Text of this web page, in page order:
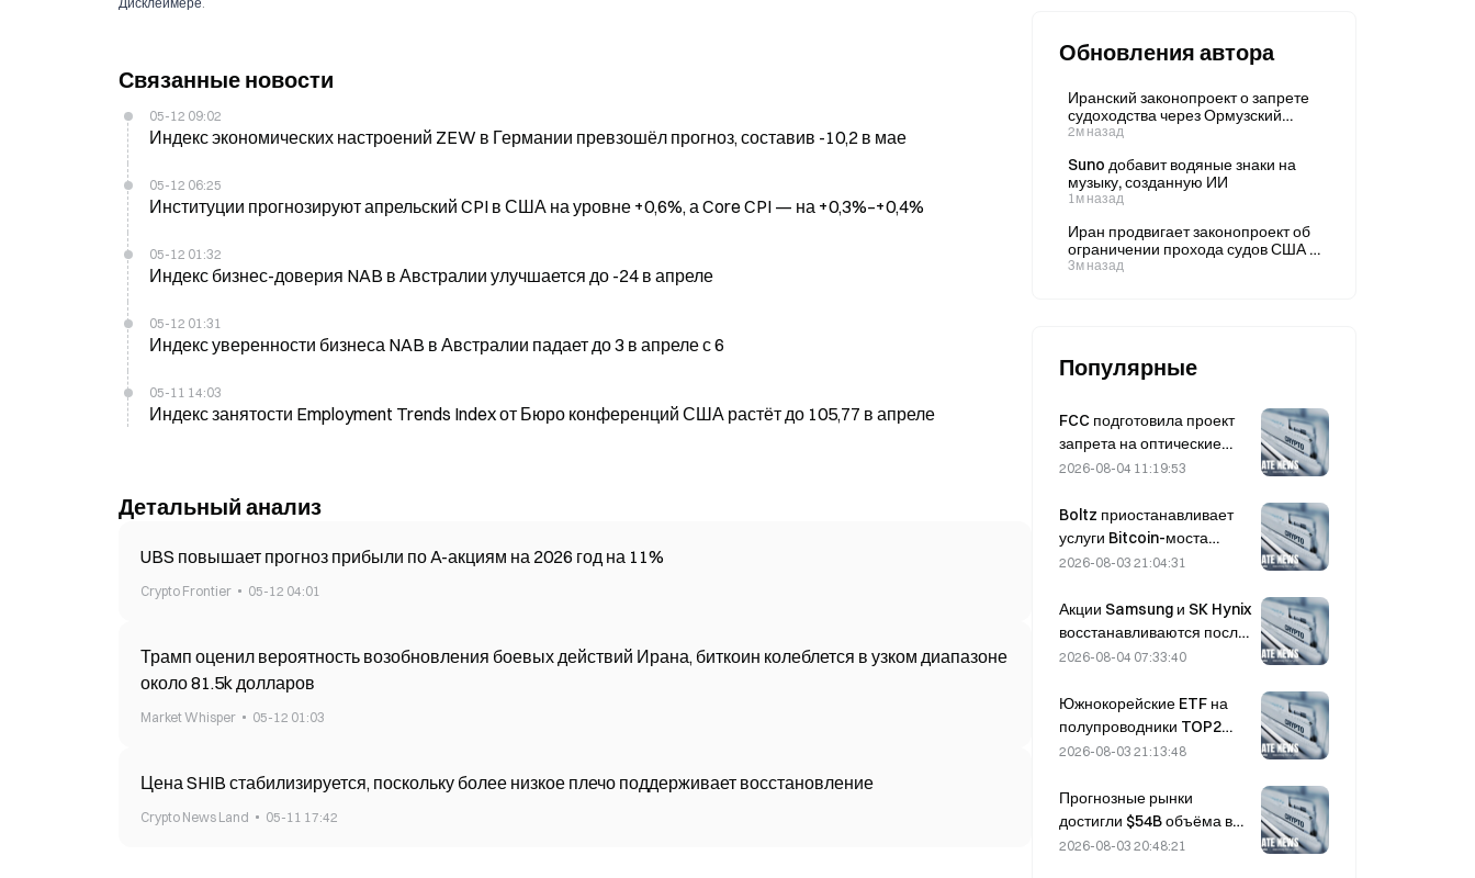
Связанные новости
05-12 09:02
Индекс экономических настроений ZEW в Германии превзошёл прогноз, составив -10,2 в мае
05-12 06:25
Институции прогнозируют апрельский CPI в США на уровне +0,6%, а Core CPI — на +0,3%–+0,4%
05-12 01:32
Индекс бизнес-доверия NAB в Австралии улучшается до -24 в апреле
05-12 01:31
Индекс уверенности бизнеса NAB в Австралии падает до 3 в апреле с 6
05-11 14:03
Индекс занятости Employment Trends Index от Бюро конференций США растёт до 105,77 в апреле
Детальный анализ
UBS повышает прогноз прибыли по A-акциям на 2026 год на 11%
Crypto Frontier 05-12 04:01
Трамп оценил вероятность возобновления боевых действий Ирана, биткоин колеблется в узком диапазоне
около 81.5k долларов
Market Whisper 05-12 01:03
Цена SHIB стабилизируется, поскольку более низкое плечо поддерживает восстановление
Crypto News Land 05-11 17:42
Обновления автора
Иранский законопроект о запрете
судоходства через Ормузский
пролив вызвал падение на NYSE; 6
снизился на 0,85%.
2м назад
Suno добавит водяные знаки на
музыку, созданную ИИ
1м назад
Иран продвигает законопроект об
ограничении прохода судов США и
Израиля через Ормузский пролив;
3м назад
Популярные
FCC подготовила проект
запрета на оптические
модули для китайских
данных; Xinyuan может
потерять 27% своей доли
рынка
2026-08-04 11:19:53
Boltz приостанавливает
услуги Bitcoin-моста
бесконечно после атак с
2026-08-03 21:04:31
Акции Samsung и SK Hynix
восстанавливаются после
падения на 5% благодаря
розничных инвесторов.
2026-08-04 07:33:40
Южнокорейские ETF на
полупроводники TOP2
обрушились на 36% за
разворота притока
капитала
2026-08-03 21:13:48
Прогнозные рынки
достигли $54B объёма в
июле, поскольку Кубок
2026-08-03 20:48:21